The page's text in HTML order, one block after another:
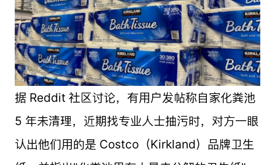
据 Reddit 社区讨论，有用户发帖称自家化粪池
5 年未清理，近期找专业人士抽污时，对方一眼
认出他们用的是 Costco（Kirkland）品牌卫生